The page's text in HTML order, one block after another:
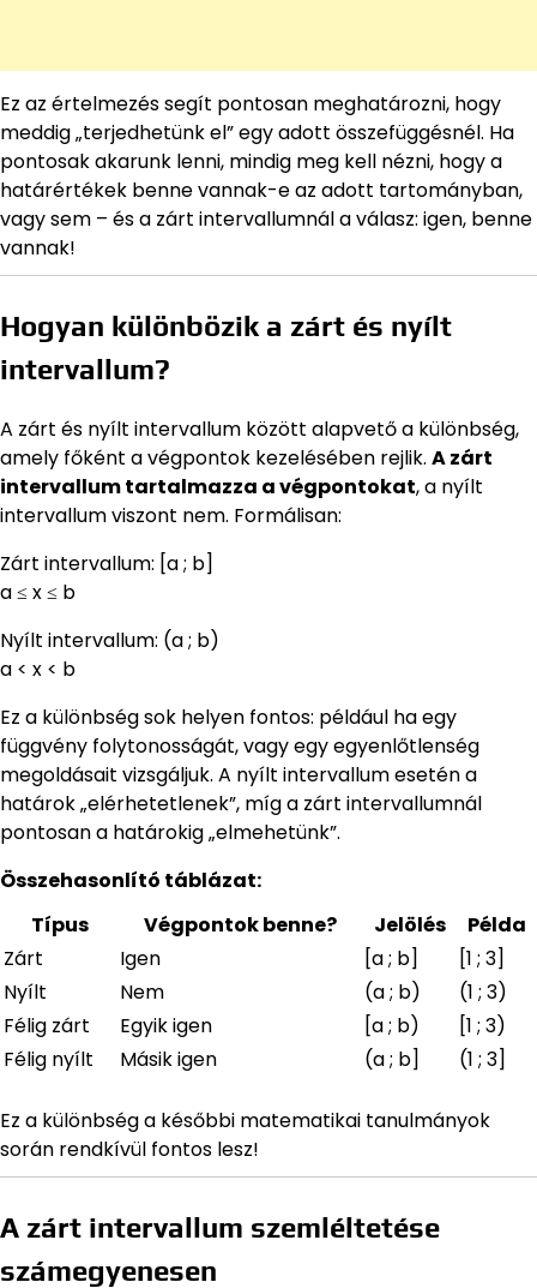
Ez az értelmezés segít pontosan meghatározni, hogy
meddig „terjedhetünk el” egy adott összefüggésnél. Ha
pontosak akarunk lenni, mindig meg kell nézni, hogy a
határértékek benne vannak-e az adott tartományban,
vagy sem – és a zárt intervallumnál a válasz: igen, benne
vannak!
Hogyan különbözik a zárt és nyílt
intervallum?
A zárt és nyílt intervallum között alapvető a különbség,
amely főként a végpontok kezelésében rejlik. A zárt
intervallum tartalmazza a végpontokat, a nyílt
intervallum viszont nem. Formálisan:
Zárt intervallum: [a ; b]
a ≤ x ≤ b
Nyílt intervallum: (a ; b)
a < x < b
Ez a különbség sok helyen fontos: például ha egy
függvény folytonosságát, vagy egy egyenlőtlenség
megoldásait vizsgáljuk. A nyílt intervallum esetén a
határok „elérhetetlenek”, míg a zárt intervallumnál
pontosan a határokig „elmehetünk”.
Összehasonlító táblázat:
Típus
Végpontok benne? Jelölés
Példa
Zárt
Igen [a ; b]
[1 ; 3]
Nyílt
Nem (a ; b)
(1 ; 3)
Félig zárt
Egyik igen [a ; b)
[1 ; 3)
Félig nyílt
Másik igen (a ; b] (1 ; 3]
Ez a különbség a későbbi matematikai tanulmányok
során rendkívül fontos lesz!
A zárt intervallum szemléltetése
számegyenesen